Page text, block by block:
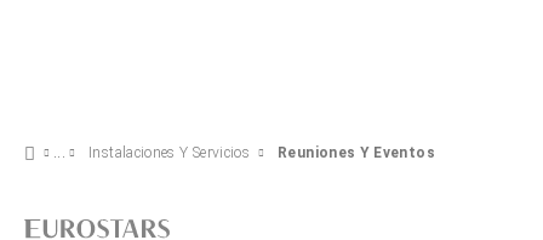
Instalaciones Y Servicios Reuniones Y Eventos